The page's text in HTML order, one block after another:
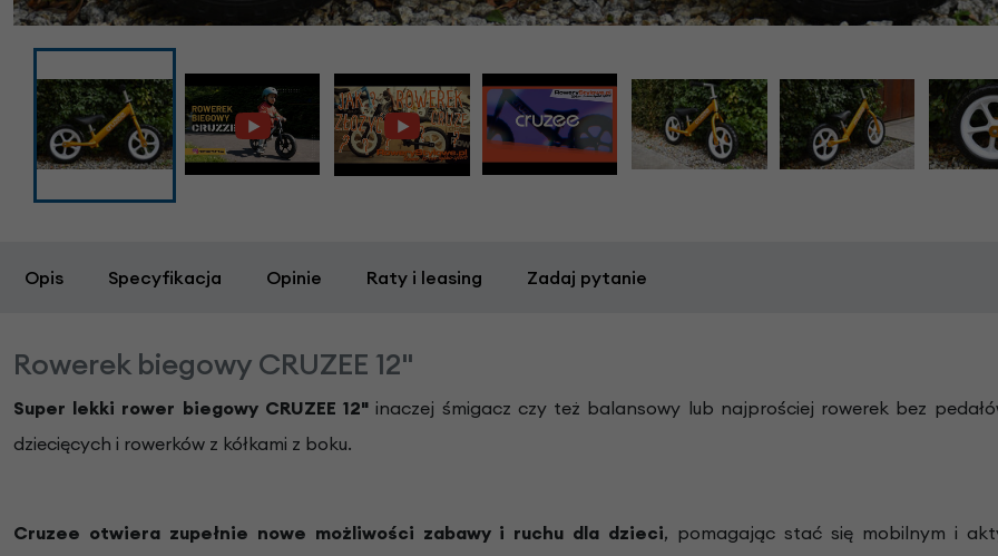
Opis Specyfikacja Opinie Raty i leasing Zadaj pytanie
Rowerek biegowy CRUZEE 12"
Super lekki rower biegowy CRUZEE 12"inaczej śmigacz czy też balansowy lub najprościej rowerek bez
dziecięcych i rowerków z kółkami z boku.
Cruzee otwiera zupełnie nowe możliwości zabawy i ruchu dla dzieci, pomagając stać się mobilnym i